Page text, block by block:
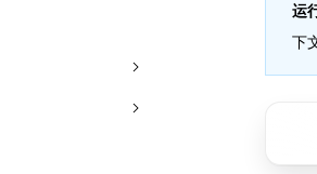
运
下